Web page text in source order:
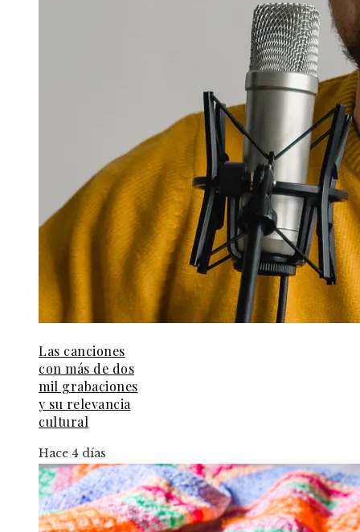
Las canciones
con más de dos
mil grabaciones
y su relevancia
cultural
Hace 4 días